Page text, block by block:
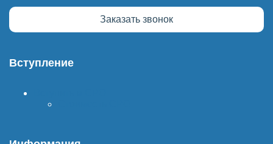
Заказать звонок
Вступление